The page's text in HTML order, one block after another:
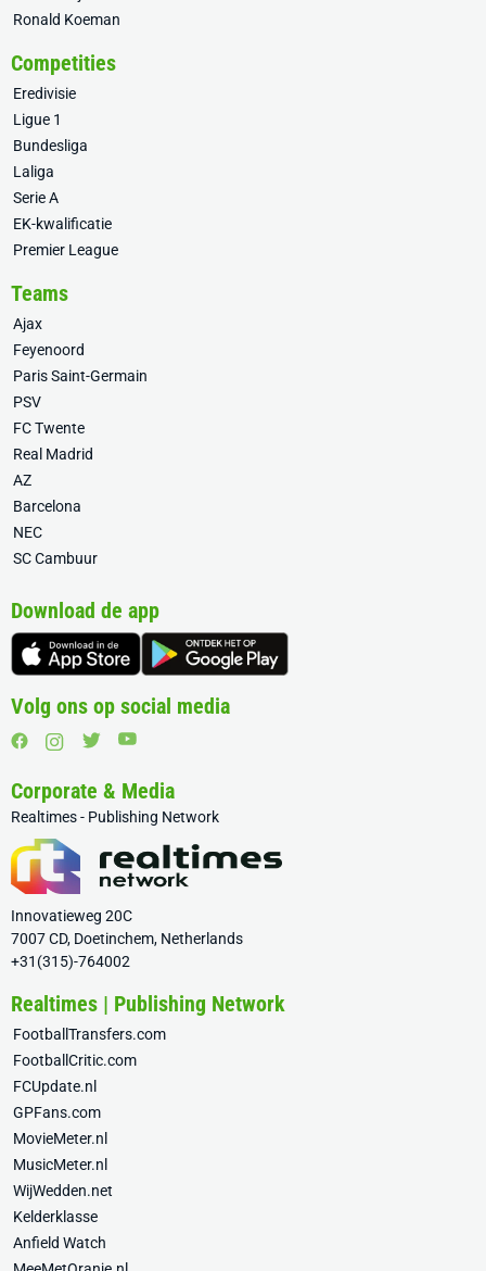
Ronald Koeman
Competities
Eredivisie
Ligue 1
Bundesliga
Laliga
Serie A
EK-kwalificatie
Premier League
Teams
Ajax
Feyenoord
Paris Saint-Germain
PSV
FC Twente
Real Madrid
AZ
Barcelona
NEC
SC Cambuur
Download de app
Volg ons op social media
Corporate & Media
Realtimes - Publishing Network
Innovatieweg 20C
7007 CD, Doetinchem, Netherlands
+31(315)-764002
Realtimes | Publishing Network
FootballTransfers.com
FootballCritic.com
FCUpdate.nl
GPFans.com
MovieMeter.nl
MusicMeter.nl
WijWedden.net
Kelderklasse
Anfield Watch